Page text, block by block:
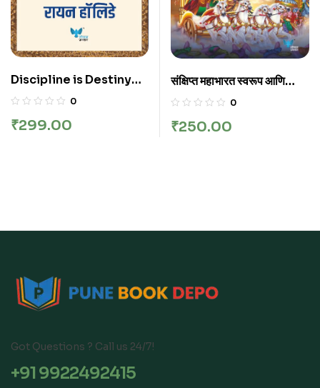
Discipline is Destiny
(Marathi)| डिसिप्लिन इज
0
₹299.00
संक्षिप्त महाभारत स्वरूप आणि
कथाशय – Sankshipt
Aani Kathashy
0
₹250.00
Got Questions ? Call us 24/7!
+91 9922492415